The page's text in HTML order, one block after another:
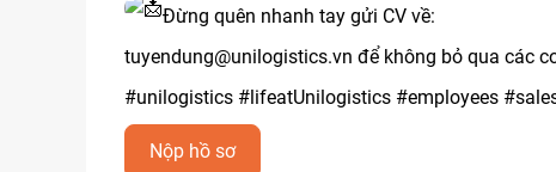
Đừng quên nhanh tay gửi CV về:
tuyendung@unilogistics.vn để không bỏ qua các
#unilogistics #lifeatUnilogistics #employees
Nộp hồ sơ